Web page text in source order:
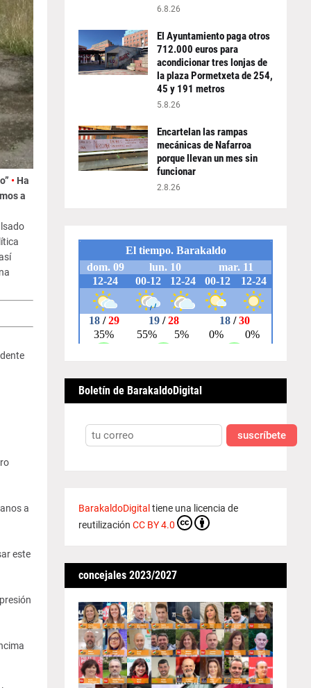
• Ha
a
a
este
6.8.26
El Ayuntamiento paga otros
712.000 euros para
acondicionar tres lonjas de
la plaza Pormetxeta de 254,
45 y 191 metros
5.8.26
Encartelan las rampas
mecánicas de Nafarroa
porque llevan un mes sin
funcionar
2.8.26
Boletín de BarakaldoDigital
suscríbete
BarakaldoDigital tiene una licencia de
reutilización CC BY 4.0
concejales 2023/2027